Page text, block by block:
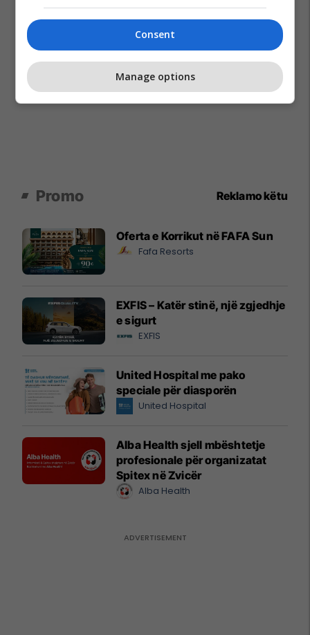
Promo Reklamo këtu
Oferta e Korrikut në FAFA Sun
Fafa Resorts
EXFIS – Katër stinë, një zgjedhje
e sigurt
EXFIS
United Hospital me pako
speciale për diasporën
United Hospital
Alba Health sjell mbështetje
profesionale për organizatat
Spitex në Zvicër
Alba Health
Consent
Manage options